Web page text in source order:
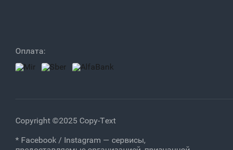
Оплата:
Copyright ©2025 Copy-Text
* Facebook / Instagram — сервисы,